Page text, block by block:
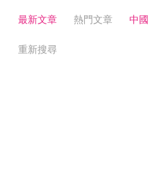
最新文章 熱門文章 中國
重新搜尋